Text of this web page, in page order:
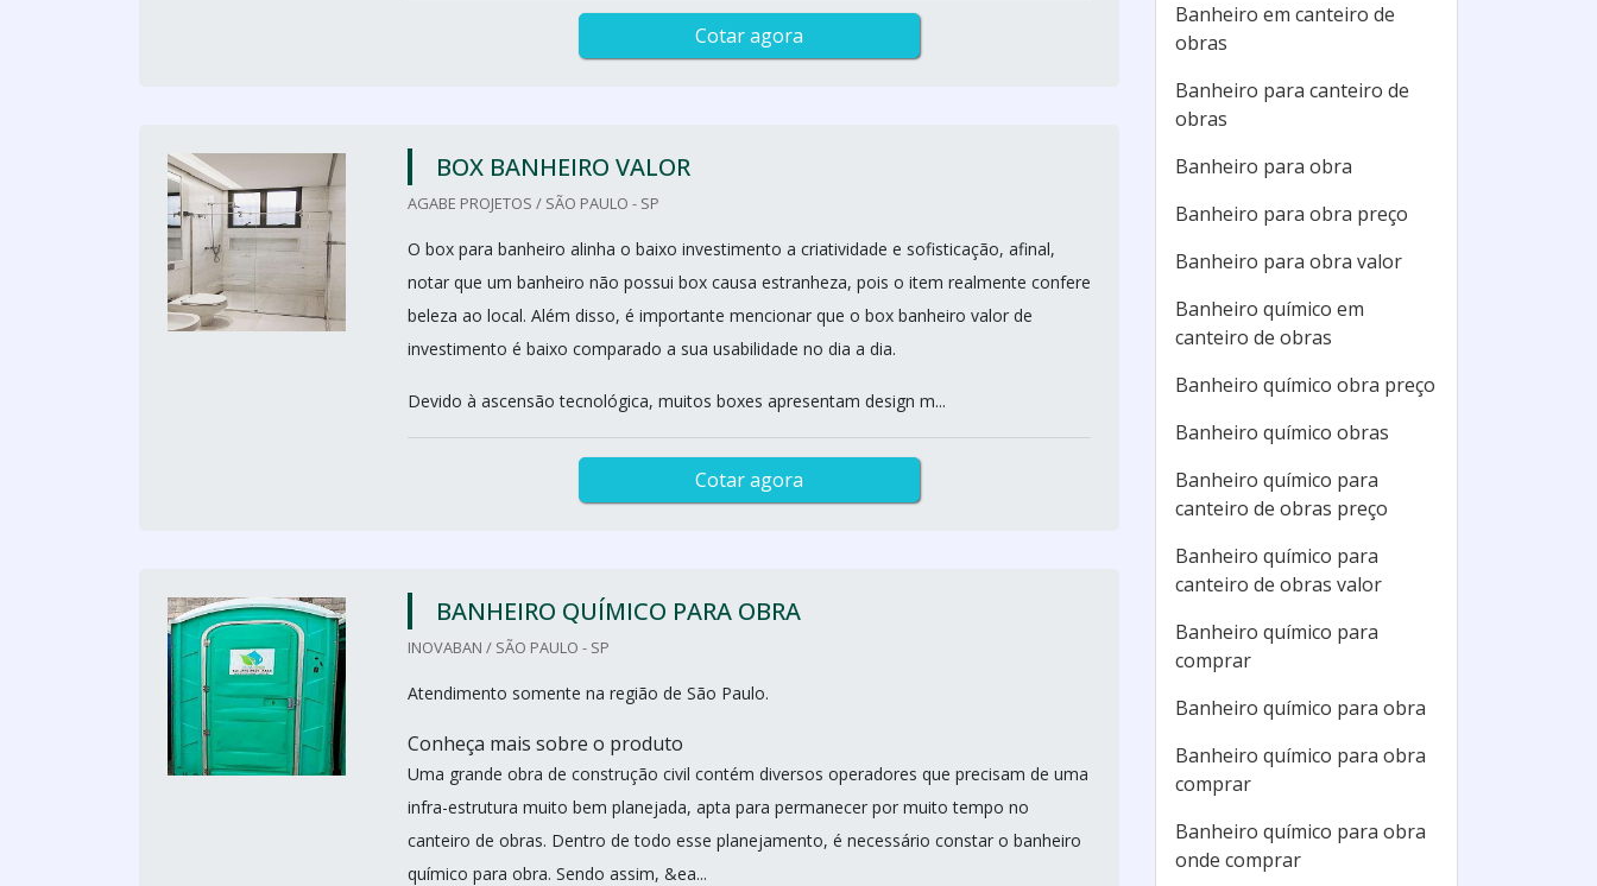
Cotar agora
BOX BANHEIRO VALOR
AGABE PROJETOS / SÃO PAULO - SP
O box para banheiro alinha o baixo investimento a criatividade e sofisticação, afinal,
notar que um banheiro não possui box causa estranheza, pois o item realmente confere
beleza ao local. Além disso, é importante mencionar que o box banheiro valor de
investimento é baixo comparado a sua usabilidade no dia a dia.
Devido à ascensão tecnológica, muitos boxes apresentam design m...
Cotar agora
BANHEIRO QUÍMICO PARA OBRA
INOVABAN / SÃO PAULO - SP
Atendimento somente na região de São Paulo.
Conheça mais sobre o produto
Uma grande obra de construção civil contém diversos operadores que precisam de uma
infra-estrutura muito bem planejada, apta para permanecer por muito tempo no
canteiro de obras. Dentro de todo esse planejamento, é necessário constar o banheiro
químico para obra. Sendo assim, &ea...
Banheiro em canteiro de
obras
Banheiro para canteiro de
obras
Banheiro para obra
Banheiro para obra preço
Banheiro para obra valor
Banheiro químico em
canteiro de obras
Banheiro químico obra preço
Banheiro químico obras
Banheiro químico para
canteiro de obras preço
Banheiro químico para
canteiro de obras valor
Banheiro químico para
comprar
Banheiro químico para obra
Banheiro químico para obra
comprar
Banheiro químico para obra
onde comprar